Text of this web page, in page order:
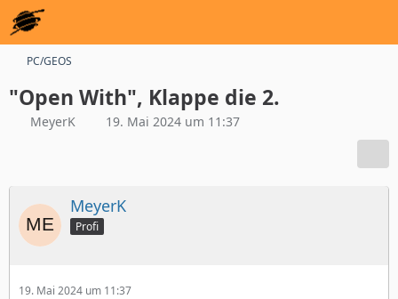
PC/GEOS
"Open With", Klappe die 2.
MeyerK 19. Mai 2024 um 11:37
MeyerK
Profi
19. Mai 2024 um 11:37